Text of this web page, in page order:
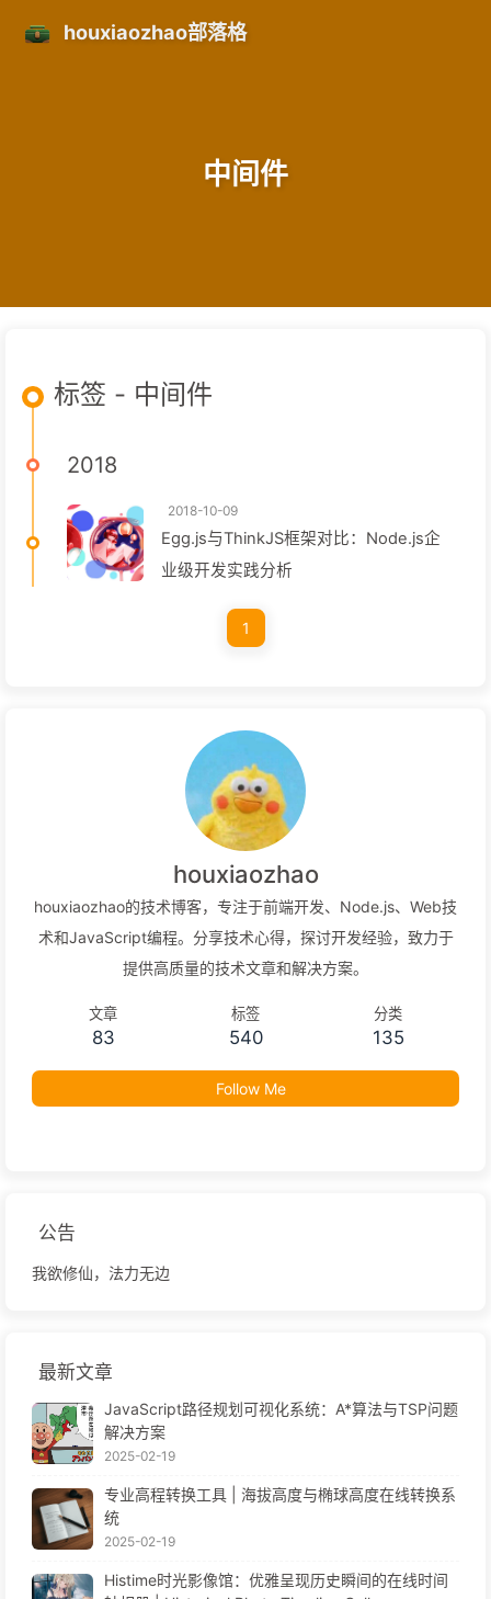
houxiaozhao部落格
中间件
标签 - 中间件
2018
2018-10-09
Egg.js与ThinkJS框架对比：Node.js企
业级开发实践分析
1
houxiaozhao
houxiaozhao的技术博客，专注于前端开发、Node.js、Web技
术和JavaScript编程。分享技术心得，探讨开发经验，致力于
提供高质量的技术文章和解决方案。
文章
83
标签
540
分类
135
Follow Me
公告
我欲修仙，法力无边
最新文章
JavaScript路径规划可视化系统：A*算法与TSP问题
解决方案
2025-02-19
专业高程转换工具 | 海拔高度与椭球高度在线转换系
统
2025-02-19
Histime时光影像馆：优雅呈现历史瞬间的在线时间